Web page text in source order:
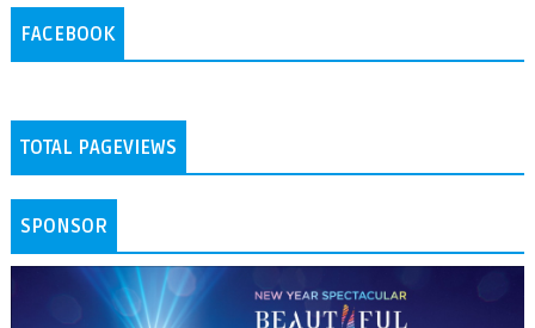
FACEBOOK
TOTAL PAGEVIEWS
SPONSOR